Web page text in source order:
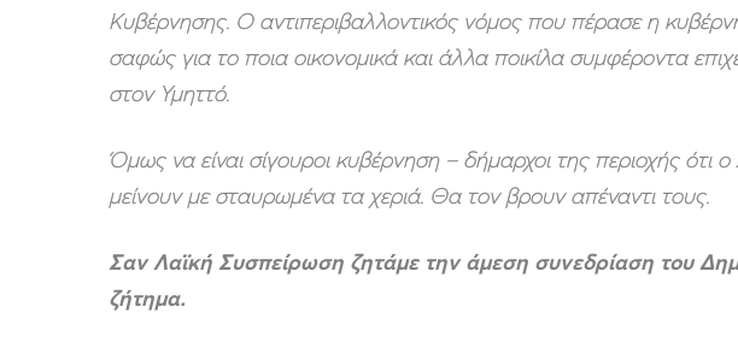
Κυβέρνησης. Ο αντιπεριβαλλοντικός νόμος που πέρασε η
σαφώς για το ποια οικονομικά και άλλα ποικίλα συμφέροντα
στον Υμηττό.
Όμως να είναι σίγουροι κυβέρνηση – δήμαρχοι της περιοχής ότι
μείνουν με σταυρωμένα τα χεριά. Θα τον βρουν απέναντι τους.
Σαν Λαϊκή Συσπείρωση ζητάμε την άμεση συνεδρίαση του
ζήτημα.